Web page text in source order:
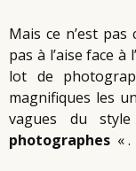
Mais ce n’est
pas à l’aise face
lot de
magnifiques les
vagues du
photographes « .